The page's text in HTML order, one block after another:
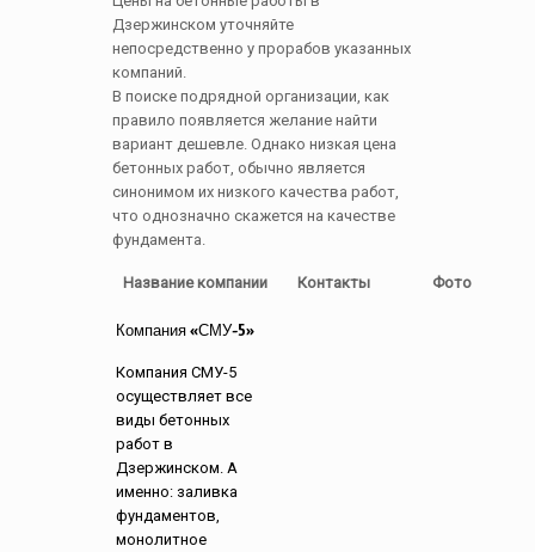
Дзержинском уточняйте
непосредственно у прорабов указанных
компаний.
В поиске подрядной организации, как
правило появляется желание найти
вариант дешевле. Однако низкая цена
бетонных работ, обычно является
синонимом их низкого качества работ,
что однозначно скажется на качестве
фундамента.
Название компании Контакты Фото
Компания «СМУ-5»
Компания СМУ-5
осуществляет все
виды бетонных
работ в
Дзержинском. А
именно: заливка
фундаментов,
монолитное